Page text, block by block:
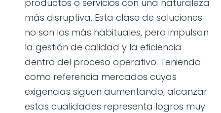
productos o servicios con una naturaleza
más disruptiva. Esta clase de soluciones
no son los más habituales, pero impulsan
la gestión de calidad y la eficiencia
dentro del proceso operativo. Teniendo
como referencia mercados cuyas
exigencias siguen aumentando, alcanzar
estas cualidades representa logros muy